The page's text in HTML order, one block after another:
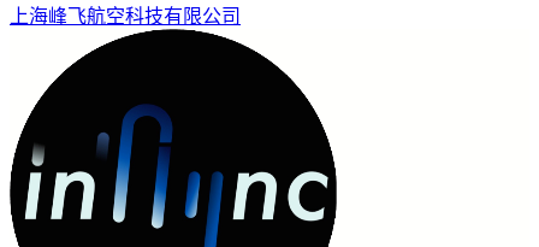
上海峰飞航空科技有限公司